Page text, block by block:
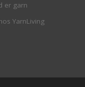
er garn
YarnLiving